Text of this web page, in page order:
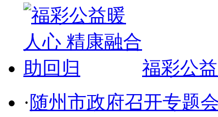
福彩公
·随州市政府召开专题